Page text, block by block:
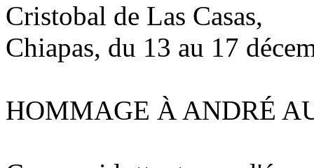
Cristobal de Las Casas,
Chiapas, du 13 au 17
HOMMAGE À ANDRÉ